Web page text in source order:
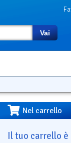
Vai
Nel carrello
Il tuo carrello è